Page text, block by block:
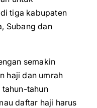
tiga kabupaten
Subang dan
semakin
haji dan umrah
tahun-tahun
daftar haji harus